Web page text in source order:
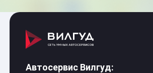
Автосервис Вилгуд: